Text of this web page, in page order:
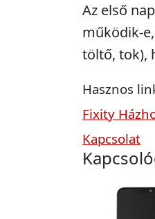
Az első
működik-
töltő, tok),
Hasznos
Fixity
Kapcsolat